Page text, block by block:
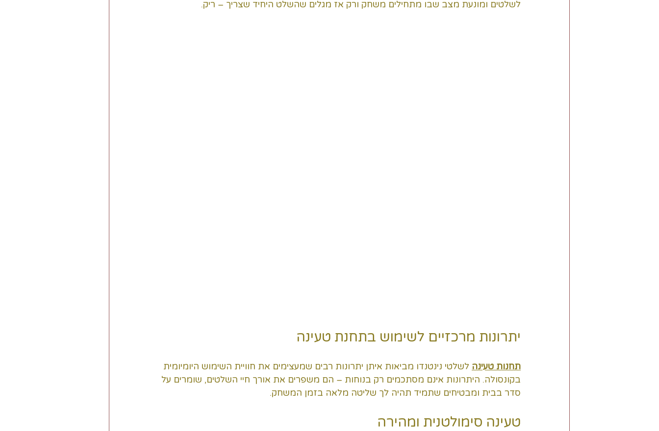
לשלטים ומונעת מצב שבו מתחילים משחק ורק אז מגלים שהשלט היחיד שצריך – ריק.
יתרונות מרכזיים לשימוש בתחנת טעינה
תחנות טעינה לשלטי נינטנדו מביאות איתן יתרונות רבים שמעצימים את חוויית השימוש היומיומית
בקונסולה. היתרונות אינם מסתכמים רק בנוחות – הם משפרים את אורך חיי השלטים, שומרים על
סדר בבית ומבטיחים שתמיד תהיה לך שליטה מלאה בזמן המשחק.
טעינה סימולטנית ומהירה